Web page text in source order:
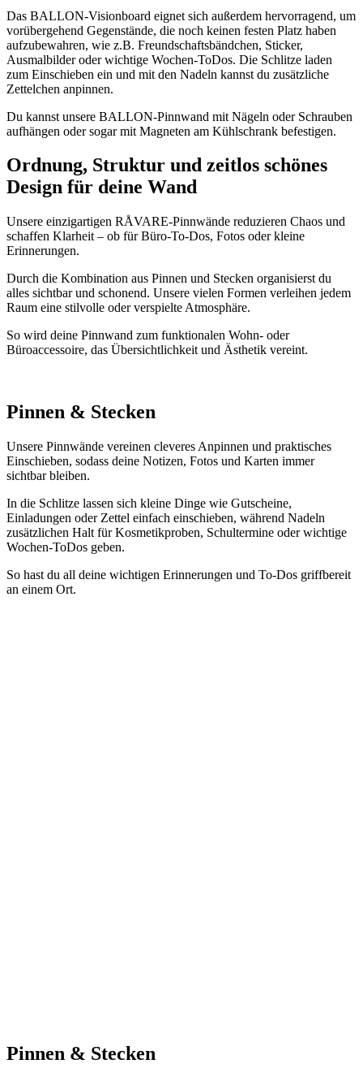
Das BALLON-Visionboard eignet sich außerdem hervorragend, um
vorübergehend Gegenstände, die noch keinen festen Platz haben
aufzubewahren, wie z.B. Freundschaftsbändchen, Sticker,
Ausmalbilder oder wichtige Wochen-ToDos. Die Schlitze laden
zum Einschieben ein und mit den Nadeln kannst du zusätzliche
Zettelchen anpinnen.
Du kannst unsere BALLON-Pinnwand mit Nägeln oder Schrauben
aufhängen oder sogar mit Magneten am Kühlschrank befestigen.
Ordnung, Struktur und zeitlos schönes
Design für deine Wand
Unsere einzigartigen RÅVARE-Pinnwände reduzieren Chaos und
schaffen Klarheit – ob für Büro-To-Dos, Fotos oder kleine
Erinnerungen.
Durch die Kombination aus Pinnen und Stecken organisierst du
alles sichtbar und schonend. Unsere vielen Formen verleihen jedem
Raum eine stilvolle oder verspielte Atmosphäre.
So wird deine Pinnwand zum funktionalen Wohn- oder
Büroaccessoire, das Übersichtlichkeit und Ästhetik vereint.
Pinnen & Stecken
Unsere Pinnwände vereinen cleveres Anpinnen und praktisches
Einschieben, sodass deine Notizen, Fotos und Karten immer
sichtbar bleiben.
In die Schlitze lassen sich kleine Dinge wie Gutscheine,
Einladungen oder Zettel einfach einschieben, während Nadeln
zusätzlichen Halt für Kosmetikproben, Schultermine oder wichtige
Wochen-ToDos geben.
So hast du all deine wichtigen Erinnerungen und To-Dos griffbereit
an einem Ort.
Pinnen & Stecken